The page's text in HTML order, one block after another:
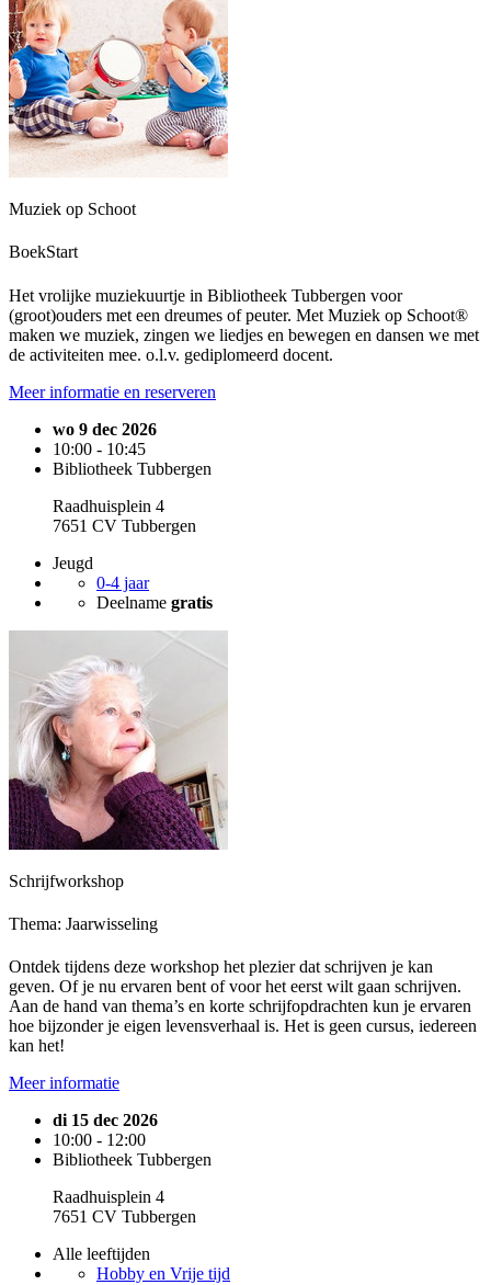
Muziek op Schoot
BoekStart
Het vrolijke muziekuurtje in Bibliotheek Tubbergen voor
(groot)ouders met een dreumes of peuter. Met Muziek op Schoot®
maken we muziek, zingen we liedjes en bewegen en dansen we met
de activiteiten mee. o.l.v. gediplomeerd docent.
Meer informatie en reserveren
wo 9 dec 2026
10:00 - 10:45
Bibliotheek Tubbergen
Raadhuisplein 4
7651 CV Tubbergen
Jeugd
0-4 jaar
Deelname gratis
Schrijfworkshop
Thema: Jaarwisseling
Ontdek tijdens deze workshop het plezier dat schrijven je kan
geven. Of je nu ervaren bent of voor het eerst wilt gaan schrijven.
Aan de hand van thema’s en korte schrijfopdrachten kun je ervaren
hoe bijzonder je eigen levensverhaal is. Het is geen cursus, iedereen
kan het!
Meer informatie
di 15 dec 2026
10:00 - 12:00
Bibliotheek Tubbergen
Raadhuisplein 4
7651 CV Tubbergen
Alle leeftijden
Hobby en Vrije tijd